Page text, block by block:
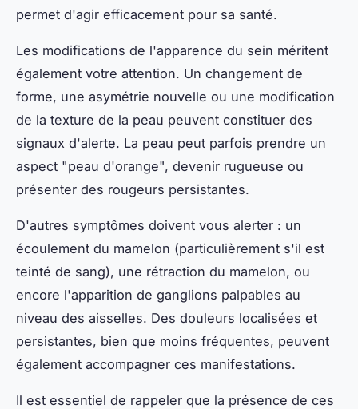
permet d'agir efficacement pour sa santé.
Les modifications de l'apparence du sein méritent
également votre attention. Un changement de
forme, une asymétrie nouvelle ou une modification
de la texture de la peau peuvent constituer des
signaux d'alerte. La peau peut parfois prendre un
aspect "peau d'orange", devenir rugueuse ou
présenter des rougeurs persistantes.
D'autres symptômes doivent vous alerter : un
écoulement du mamelon (particulièrement s'il est
teinté de sang), une rétraction du mamelon, ou
encore l'apparition de ganglions palpables au
niveau des aisselles. Des douleurs localisées et
persistantes, bien que moins fréquentes, peuvent
également accompagner ces manifestations.
Il est essentiel de rappeler que la présence de ces